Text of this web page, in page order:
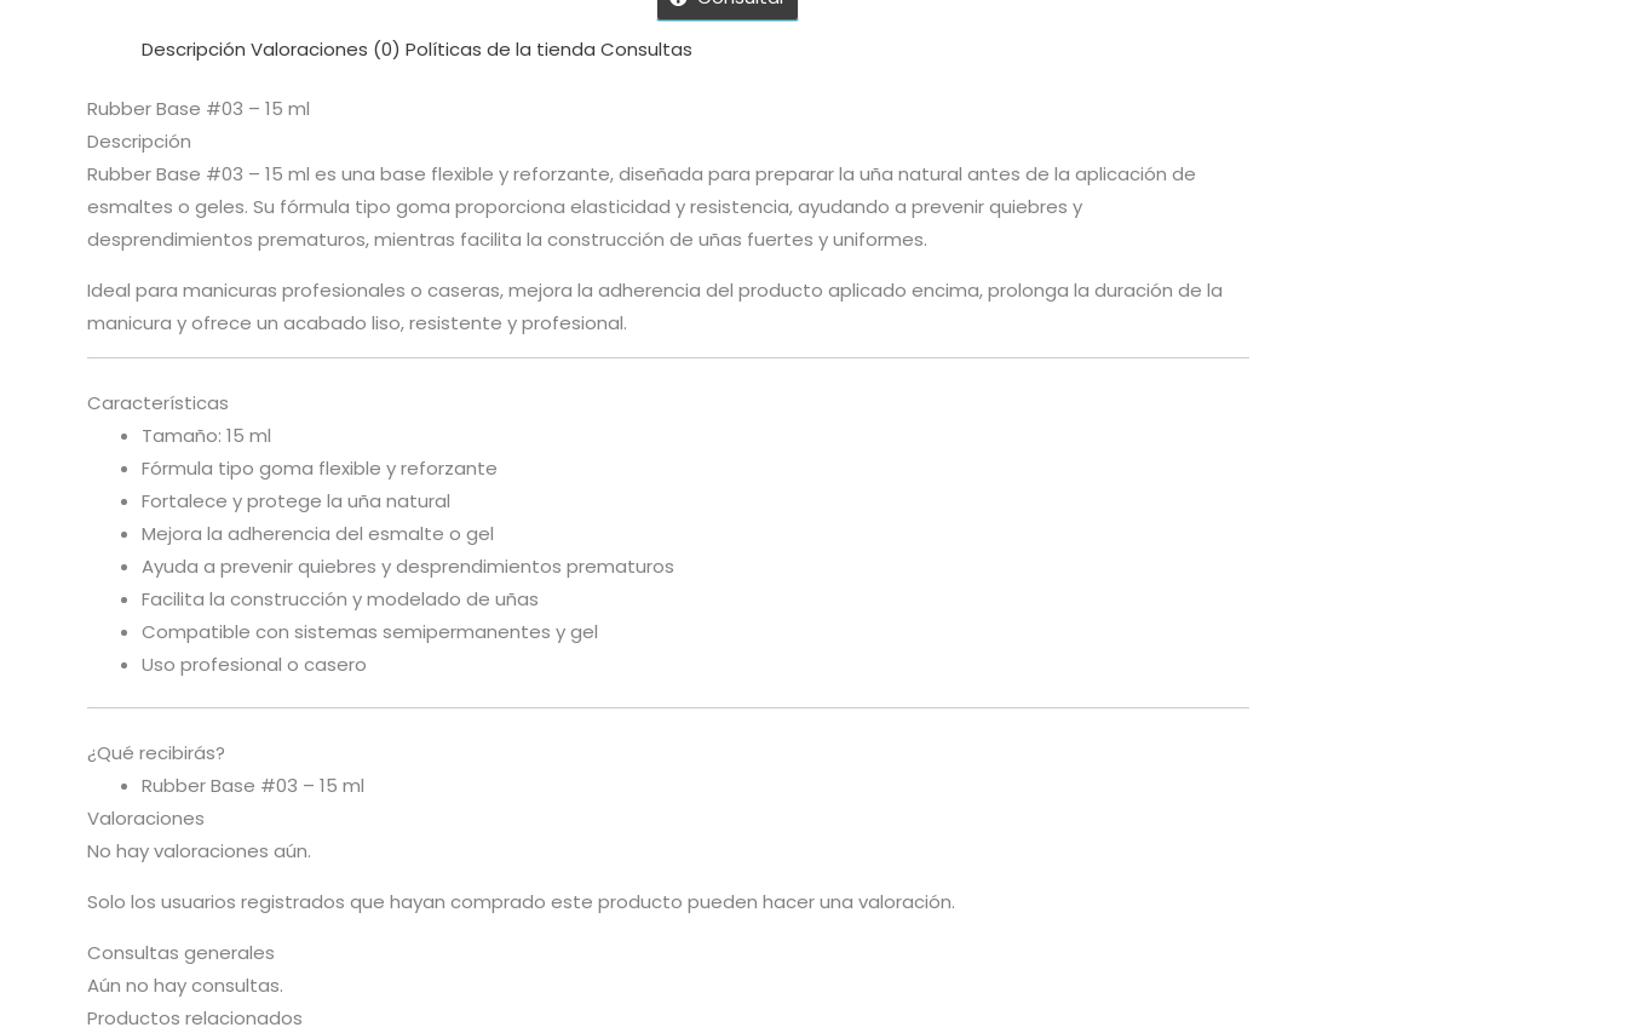
Descripción Valoraciones (0) Políticas de la tienda Consultas
Rubber Base #03 – 15 ml
Descripción
Rubber Base #03 – 15 ml es una base flexible y reforzante, diseñada para preparar la uña natural antes de la aplicación de
esmaltes o geles. Su fórmula tipo goma proporciona elasticidad y resistencia, ayudando a prevenir quiebres y
desprendimientos prematuros, mientras facilita la construcción de uñas fuertes y uniformes.
Ideal para manicuras profesionales o caseras, mejora la adherencia del producto aplicado encima, prolonga la duración de la
manicura y ofrece un acabado liso, resistente y profesional.
Características
Tamaño: 15 ml
Fórmula tipo goma flexible y reforzante
Fortalece y protege la uña natural
Mejora la adherencia del esmalte o gel
Ayuda a prevenir quiebres y desprendimientos prematuros
Facilita la construcción y modelado de uñas
Compatible con sistemas semipermanentes y gel
Uso profesional o casero
¿Qué recibirás?
Rubber Base #03 – 15 ml
Valoraciones
No hay valoraciones aún.
Solo los usuarios registrados que hayan comprado este producto pueden hacer una valoración.
Consultas generales
Aún no hay consultas.
Productos relacionados